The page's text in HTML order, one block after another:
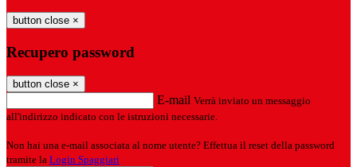
button close ×
Recupero password
button close ×
E-mail Verrà inviato un messaggio
all'indirizzo indicato con le istruzioni necessarie.
Non hai una e-mail associata al nome utente? Effettua il reset della password
tramite la Login Spaggiari